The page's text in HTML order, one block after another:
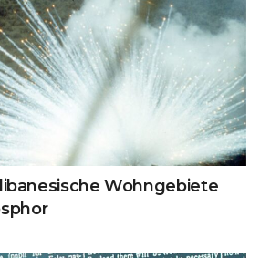
Wohngebiete